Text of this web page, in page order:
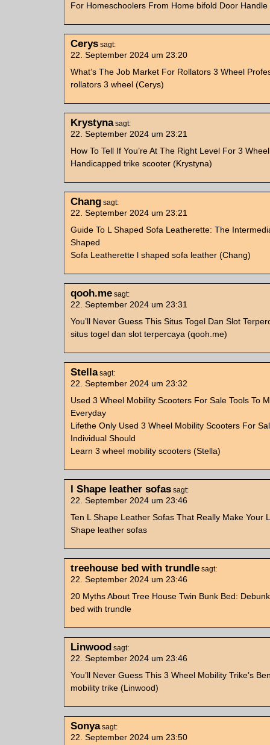
For Homeschoolers From Home bifold Door
Cerys sagt:
22. September 2024 um 23:20
What’s The Job Market For Rollators 3 Wheel
rollators 3 wheel (Cerys)
Krystyna sagt:
22. September 2024 um 23:21
How To Tell If You’re At The Right Level For 3
Handicapped trike scooter (Krystyna)
Chang sagt:
22. September 2024 um 23:21
Guide To L Shaped Sofa Leatherette: The
Shaped
Sofa Leatherette l shaped sofa leather (Chang)
qooh.me sagt:
22. September 2024 um 23:31
You’ll Never Guess This Situs Togel Dan Slot
situs togel dan slot terpercaya (qooh.me)
Stella sagt:
22. September 2024 um 23:32
Used 3 Wheel Mobility Scooters For Sale Tools To
Everyday
Lifethe Only Used 3 Wheel Mobility Scooters For
Individual Should
Learn 3 wheel mobility scooters (Stella)
l Shape leather sofas sagt:
22. September 2024 um 23:46
Ten L Shape Leather Sofas That Really Make Your
Shape leather sofas
treehouse bed with trundle sagt:
22. September 2024 um 23:46
20 Myths About Tree House Twin Bunk Bed:
bed with trundle
Linwood sagt:
22. September 2024 um 23:46
You’ll Never Guess This 3 Wheel Mobility Trike’s
mobility trike (Linwood)
Sonya sagt:
22. September 2024 um 23:50